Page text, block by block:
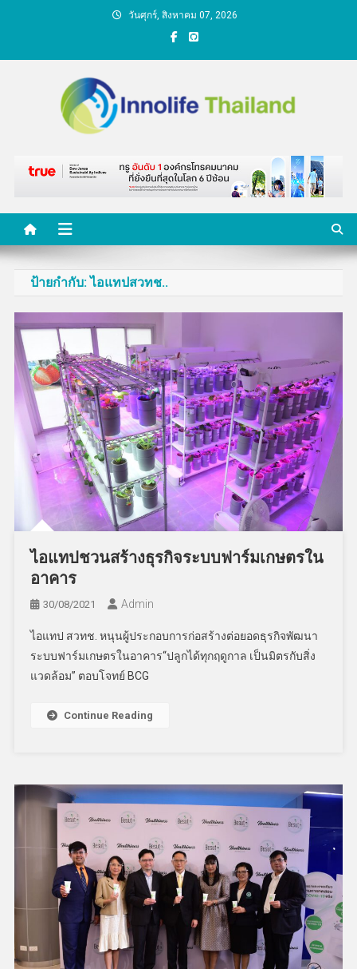
วันศุกร์, สิงหาคม 07, 2026
คนกับความคิด ชีวิตกับ
นวัตกรรม
ป้ายกำกับ:ไอแทปสวทช..
ไอแทปชวนสร้างธุรกิจระบบฟาร์มเกษตรใน
อาคาร
30/08/2021 Admin
ไอแทป สวทช. หนุนผู้ประกอบการก่อสร้างต่อยอดธุรกิจพัฒนา
ระบบฟาร์มเกษตรในอาคาร“ปลูกได้ทุกฤดูกาล เป็นมิตรกับสิ่ง
แวดล้อม” ตอบโจทย์ BCG
Continue Reading